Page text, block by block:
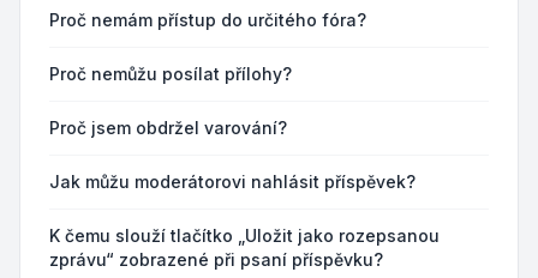
Proč nemám přístup do určitého fóra?
Proč nemůžu posílat přílohy?
Proč jsem obdržel varování?
Jak můžu moderátorovi nahlásit příspěvek?
K čemu slouží tlačítko „Uložit jako rozepsanou
zprávu“ zobrazené při psaní příspěvku?